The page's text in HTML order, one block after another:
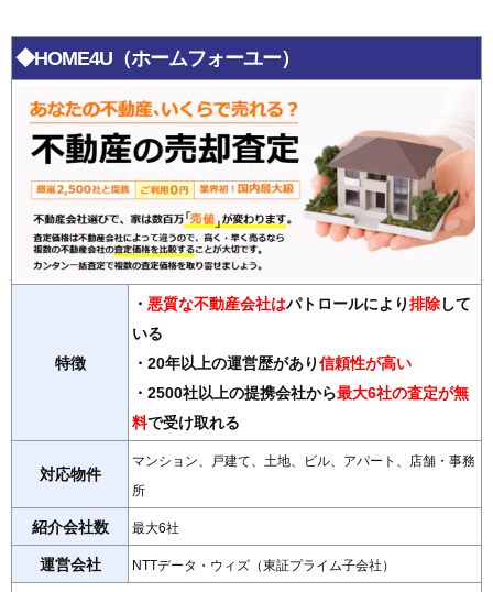
◆HOME4U（ホームフォーユー）
特徴
・ 悪質な不動産会社はパトロールにより排除して
いる
・20年以上の運営歴があり信頼性が高い
・2500社以上の提携会社から最大6社の査定が無
料で受け取れる
対応物件
マンション、戸建て、土地、ビル、アパート、店舗・事務
所
紹介会社数 最大6社
運営会社 NTTデータ・ウィズ（東証プライム子会社）